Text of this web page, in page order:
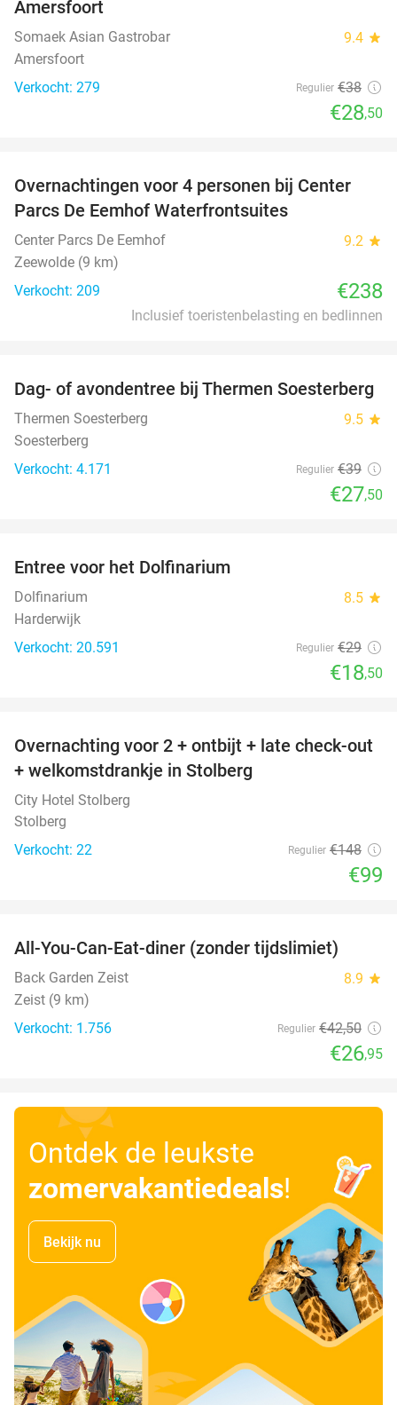
Amersfoort
Somaek Asian Gastrobar 9.4 star
Amersfoort
Verkocht: 279
Regulier €38
€28,50
Overnachtingen voor 4 personen bij Center
Parcs De Eemhof Waterfrontsuites
Center Parcs De Eemhof 9.2 star
Zeewolde (9 km)
Verkocht: 209
€238
Inclusief toeristenbelasting en bedlinnen
29%
Dag- of avondentree bij Thermen Soesterberg
Thermen Soesterberg 9.5 star
Soesterberg
Verkocht: 4.171
Regulier €39
€27,50
Entree voor het Dolfinarium
Dolfinarium 8.5 star
Harderwijk
Verkocht: 20.591
Regulier €29
€18,50
33%
Overnachting voor 2 + ontbijt + late check-out
+ welkomstdrankje in Stolberg
City Hotel Stolberg
Stolberg
Verkocht: 22
Regulier €148
€99
All-You-Can-Eat-diner (zonder tijdslimiet)
Back Garden Zeist 8.9 star
Zeist (9 km)
Verkocht: 1.756
Regulier €42,50
€26,95
Ontdek de leukste
zomervakantiedeals!
Bekijk nu